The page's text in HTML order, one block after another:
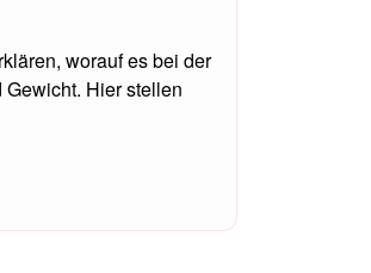
worauf es bei der
Hier stellen